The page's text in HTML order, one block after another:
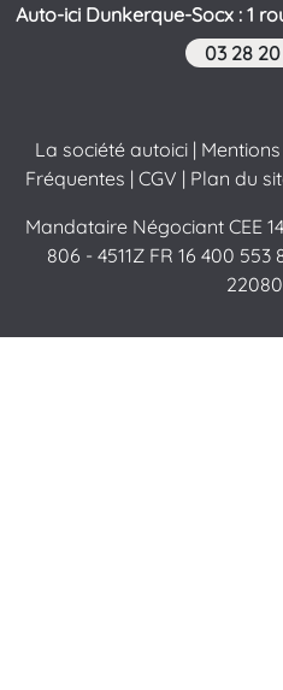
Auto-ici Dunkerque-Socx : 1
03 28
La société autoici |
Fréquentes | CGV | Plan du
Mandataire Négociant CEE
806 - 4511Z FR 16 400